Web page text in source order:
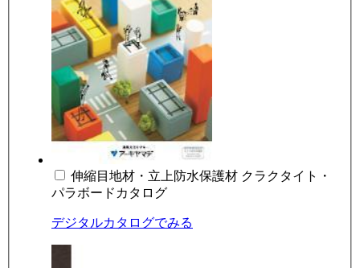
伸縮目地材・立上防水保護材 クラクタイト・
パラボードカタログ
デジタルカタログでみる